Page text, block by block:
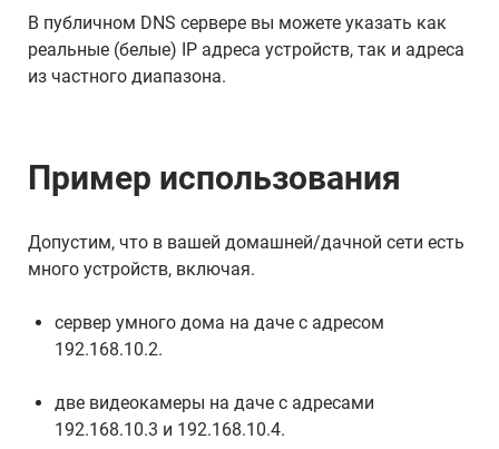
В публичном DNS сервере вы можете указать как
реальные (белые) IP адреса устройств, так и адреса
из частного диапазона.
Пример использования
Допустим, что в вашей домашней/дачной сети есть
много устройств, включая.
сервер умного дома на даче с адресом
192.168.10.2.
две видеокамеры на даче с адресами
192.168.10.3 и 192.168.10.4.